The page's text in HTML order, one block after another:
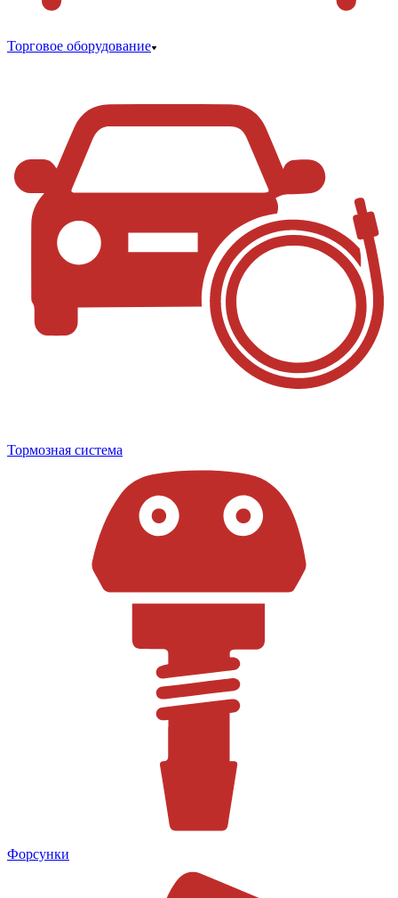
Торговое оборудование
Тормозная система
Форсунки